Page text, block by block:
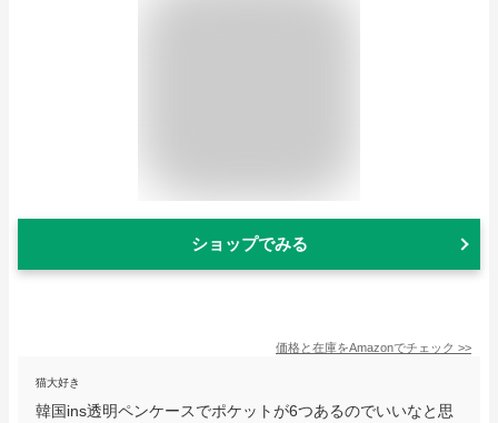
ショップでみる
価格と在庫をAmazonでチェック >>
猫大好き
韓国ins透明ペンケースでポケットが6つあるのでいいなと思